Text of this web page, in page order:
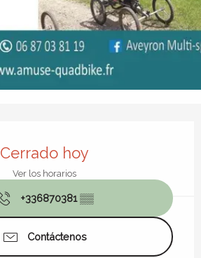
Cerrado hoy
Ver los horarios
+336870381▒▒
Contáctenos